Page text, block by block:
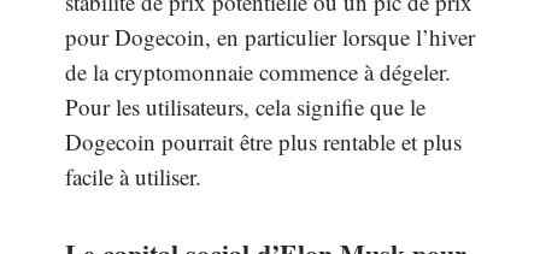
pour Dogecoin, en particulier lorsque l’hiver
de la cryptomonnaie commence à dégeler.
Pour les utilisateurs, cela signifie que le
Dogecoin pourrait être plus rentable et plus
facile à utiliser.